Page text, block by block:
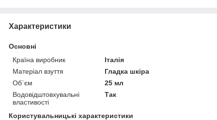
Характеристики
Основні
Країна виробник
Італія
Матеріал взуття
Гладка шкіра
Об`єм
25 мл
Водовідштовхувальні
властивості
Так
Користувальницькі характеристики